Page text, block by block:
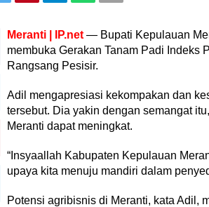
Meranti | IP.net — Bupati Kepulauan
membuka Gerakan Tanam Padi Indeks
Rangsang Pesisir.
Adil mengapresiasi kekompakan dan
tersebut. Dia yakin dengan semangat
Meranti dapat meningkat.
“Insyaallah Kabupaten Kepulauan
upaya kita menuju mandiri dalam
Potensi agribisnis di Meranti, kata Adil,